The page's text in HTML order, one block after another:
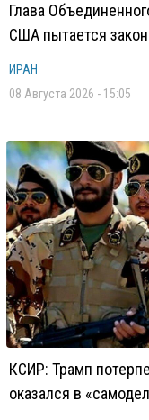
Глава
США пытается
ИРАН
08 Августа 2026 - 15:05
КСИР: Трамп
оказался в